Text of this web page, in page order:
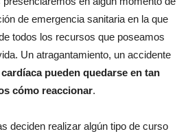
de emergencia sanitaria en la que
todos los recursos que poseamos
Un atragantamiento, un accidente
pueden quedarse en tan
cómo reaccionar.
deciden realizar algún tipo de curso